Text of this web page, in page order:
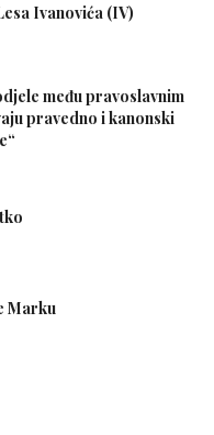
Ivanovića (IV)
među pravoslavnim
pravedno i kanonski
Marku